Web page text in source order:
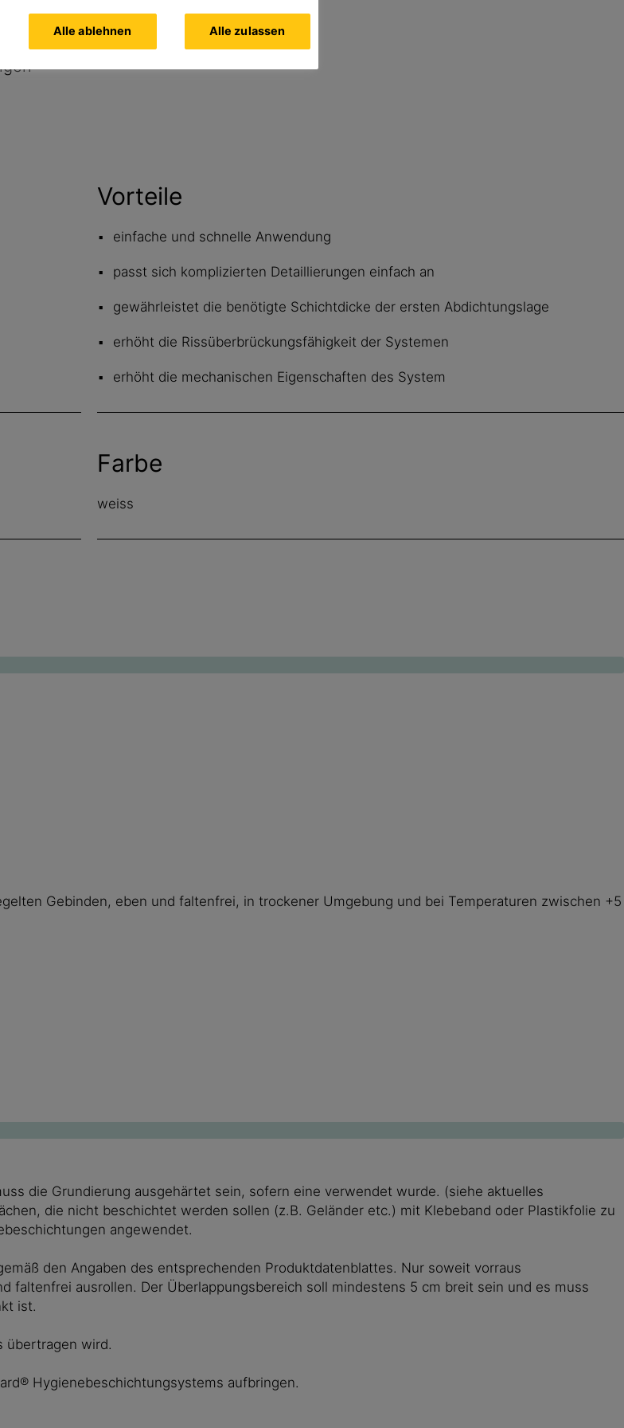
Vorteile
einfache und schnelle Anwendung
passt sich komplizierten Detaillierungen einfach an
gewährleistet die benötigte Schichtdicke der ersten Abdichtungslage
erhöht die Rissüberbrückungsfähigkeit der Systemen
erhöht die mechanischen Eigenschaften des System
Farbe
weiss
Gebinden, eben und faltenfrei, in trockener Umgebung und bei Temperaturen zwischen +5
die Grundierung ausgehärtet sein, sofern eine verwendet wurde. (siehe aktuelles
die nicht beschichtet werden sollen (z.B. Geländer etc.) mit Klebeband oder Plastikfolie zu
angewendet.
den Angaben des entsprechenden Produktdatenblattes. Nur soweit vorraus
faltenfrei ausrollen. Der Überlappungsbereich soll mindestens 5 cm breit sein und es muss
ist.
übertragen wird.
Hygienebeschichtungsystems aufbringen.
Alle ablehnen Alle zulassen